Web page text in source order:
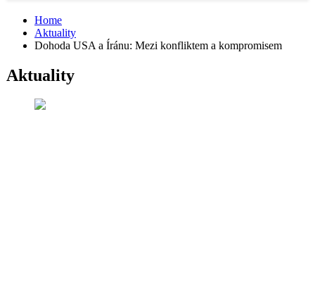
Home
Aktuality
Dohoda USA a Íránu: Mezi konfliktem a kompromisem
Aktuality